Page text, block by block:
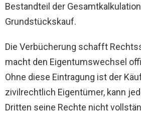
Bestandteil der
Grundstückskauf.
Die Verbücherung schafft
macht den Eigentumswechsel
Ohne diese Eintragung ist der
zivilrechtlich Eigentümer, kann
Dritten seine Rechte nicht